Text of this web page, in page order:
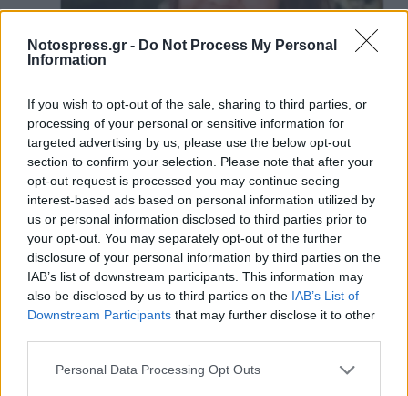
Notospress.gr - Do Not Process My Personal
Information
If you wish to opt-out of the sale, sharing to third parties, or
processing of your personal or sensitive information for
targeted advertising by us, please use the below opt-out
section to confirm your selection. Please note that after your
opt-out request is processed you may continue seeing
interest-based ads based on personal information utilized by
us or personal information disclosed to third parties prior to
your opt-out. You may separately opt-out of the further
disclosure of your personal information by third parties on the
IAB’s list of downstream participants. This information may
also be disclosed by us to third parties on the IAB’s List of
Downstream Participants that may further disclose it to other
Personal Data Processing Opt Outs
Μιλώντας στο newsit.gr, αναρωτιέται για την
κατάσταση του δικτύου και το ότι πρέπει όλοι να
αναλάβουν τις ευθύνες τους.«Το θέμα είναι γιατί
σκοτώθηκε η κόρη μου. Δεν είναι αν κλαίω και
οδύρομαι γιατί έχασα την κόρη μου. Το θέμα είναι να
μην γίνονται τέτοια ατυχήματα. Πρέπει να